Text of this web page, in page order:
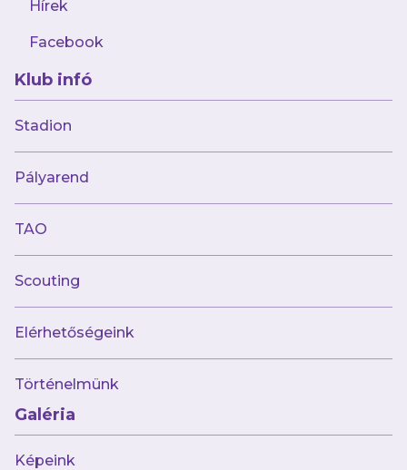
Hírek
Facebook
Klub infó
Stadion
Pályarend
TAO
Scouting
Elérhetőségeink
Történelmünk
Galéria
Képeink
ezúttal Kisvárdán!